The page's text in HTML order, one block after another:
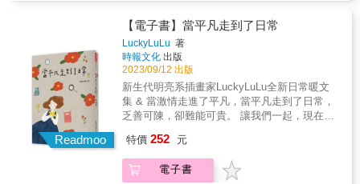
地盤，堪稱「最安靜的女王」不為過。 ◎三腳
天生麗質的大眼美女，在口角炎奇蹟性的痊癒
之後，顯得更傾城動人。生病後的三腳無欲無
求，從前那位潑辣凶狠的美魔女，已經變成溫
柔的知性美貓。 ◎搜可史Socles 身為後宮唯一
一隻黑貓，一直認為自己的毛色與眾不同，甚
至沒有自信。總覺得別的貓歧視自己，因而產
短短貓生，花太多心力在無意義的爭吵。後來
在奴才的安排下開啟了獨居生活。 ◎嚕嚕 身為
橘貓界代表的勇士，在後宮數年間飽受眾貓的
Readmoo
【電子書】當平凡走到了日常
LuckyLuLu 著
時報文化 出版
2023/09/12 出版
新生代明亮系插畫家LuckyLuLu全新日常暖文
集 & 當激情走進了平凡，當平凡走到了日常，
乏善可陳，卻難能可貴。 讓我們一起，現在開
過，把不幸福變成不孤單。 感受生活中的瓶瓶
罐罐、平平淡淡，與愛你的人你愛的人卿卿我
我、長長久久 & 「認真工作、讀書、進修、賺
特價 252 元
電子書